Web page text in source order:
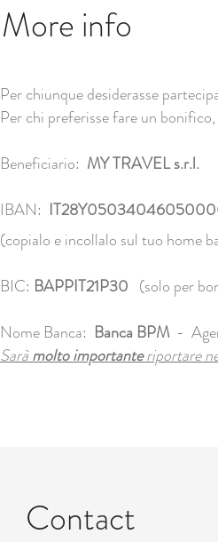
More info
Per chiunque desiderasse
Per chi preferisse fare un
Beneficiario: MY TRAVEL s.r.l.
IBAN:
(copialo e incollalo sul tuo home
BIC: BAPPIT21P30 (solo per
Nome Banca: Banca BPM-
Saràmolto importanteriportare
Contact